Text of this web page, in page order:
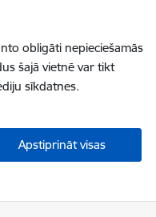
obligāti nepieciešamās
šajā vietnē var tikt
sīkdatnes.
Apstiprināt visas